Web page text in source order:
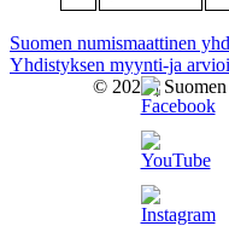
Suomen numismaattinen
Yhdistyksen myynti-ja
© 2026 |